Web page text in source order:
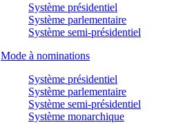
Système présidentiel
Système parlementaire
Système semi-présidentiel
Mode à nominations
Système présidentiel
Système parlementaire
Système semi-présidentiel
Système monarchique